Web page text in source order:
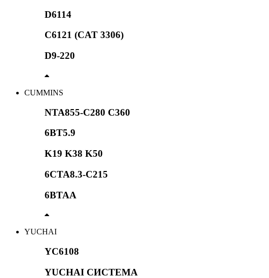
D6114
C6121 (CAT 3306)
D9-220
CUMMINS
NTA855-C280 C360
6BT5.9
K19 K38 K50
6CTA8.3-C215
6BTAA
YUCHAI
YC6108
YUCHAI СИСТЕМА